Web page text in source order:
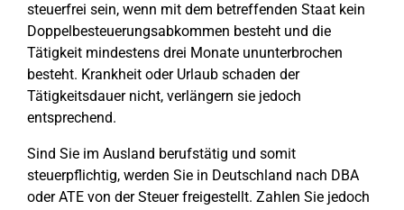
steuerfrei sein, wenn mit dem betreffenden Staat kein
Doppelbesteuerungsabkommen besteht und die
Tätigkeit mindestens drei Monate ununterbrochen
besteht. Krankheit oder Urlaub schaden der
Tätigkeitsdauer nicht, verlängern sie jedoch
entsprechend.
Sind Sie im Ausland berufstätig und somit
steuerpflichtig, werden Sie in Deutschland nach DBA
oder ATE von der Steuer freigestellt. Zahlen Sie jedoch